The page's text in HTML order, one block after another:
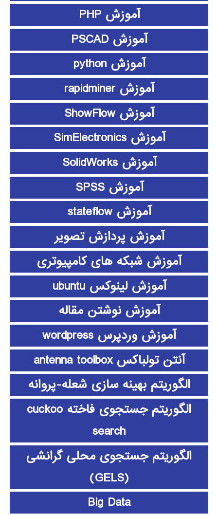
آموزش PHP
آموزش PSCAD
آموزش python
آموزش rapidminer
آموزش ShowFlow
آموزش SimElectronics
آموزش SolidWorks
آموزش SPSS
آموزش stateflow
آموزش پردازش تصویر
آموزش شبکه های کامپیوتری
آموزش لینوکس ubuntu
آموزش نوشتن مقاله
آموزش وردپرس wordpress
آنتن تولباکس antenna toolbox
الگوریتم بهینه سازی شعله-پروانه
الگوریتم جستجوی فاخته cuckoo
search
الگوریتم جستجوی محلی گرانشی
(GELS)
Big Data